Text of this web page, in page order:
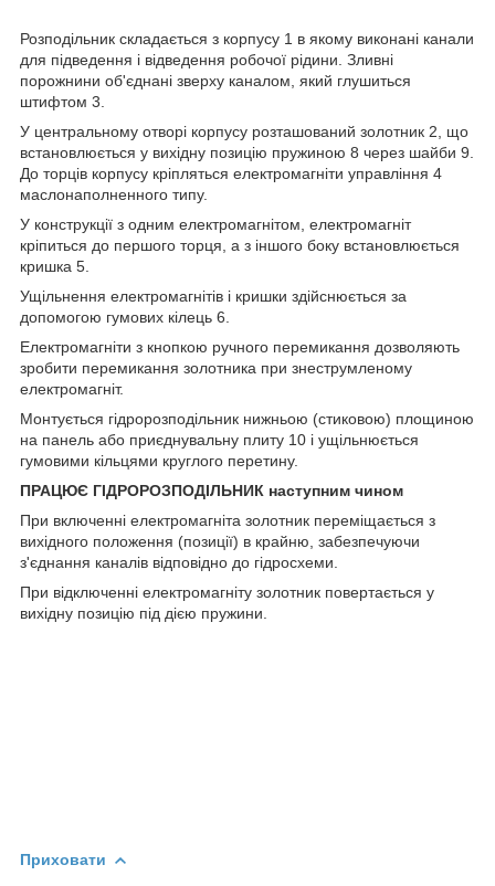
Розподільник складається з корпусу 1 в якому виконані канали
для підведення і відведення робочої рідини. Зливні
порожнини об'єднані зверху каналом, який глушиться
штифтом 3.
У центральному отворі корпусу розташований золотник 2, що
встановлюється у вихідну позицію пружиною 8 через шайби 9.
До торців корпусу кріпляться електромагніти управління 4
маслонаполненного типу.
У конструкції з одним електромагнітом, електромагніт
кріпиться до першого торця, а з іншого боку встановлюється
кришка 5.
Ущільнення електромагнітів і кришки здійснюється за
допомогою гумових кілець 6.
Електромагніти з кнопкою ручного перемикання дозволяють
зробити перемикання золотника при знеструмленому
електромагніт.
Монтується гідророзподільник нижньою (стиковою) площиною
на панель або приєднувальну плиту 10 і ущільнюється
гумовими кільцями круглого перетину.
ПРАЦЮЄ ГІДРОРОЗПОДІЛЬНИК наступним чином
При включенні електромагніта золотник переміщається з
вихідного положення (позиції) в крайню, забезпечуючи
з'єднання каналів відповідно до гідросхеми.
При відключенні електромагніту золотник повертається у
вихідну позицію під дією пружини.
Приховати